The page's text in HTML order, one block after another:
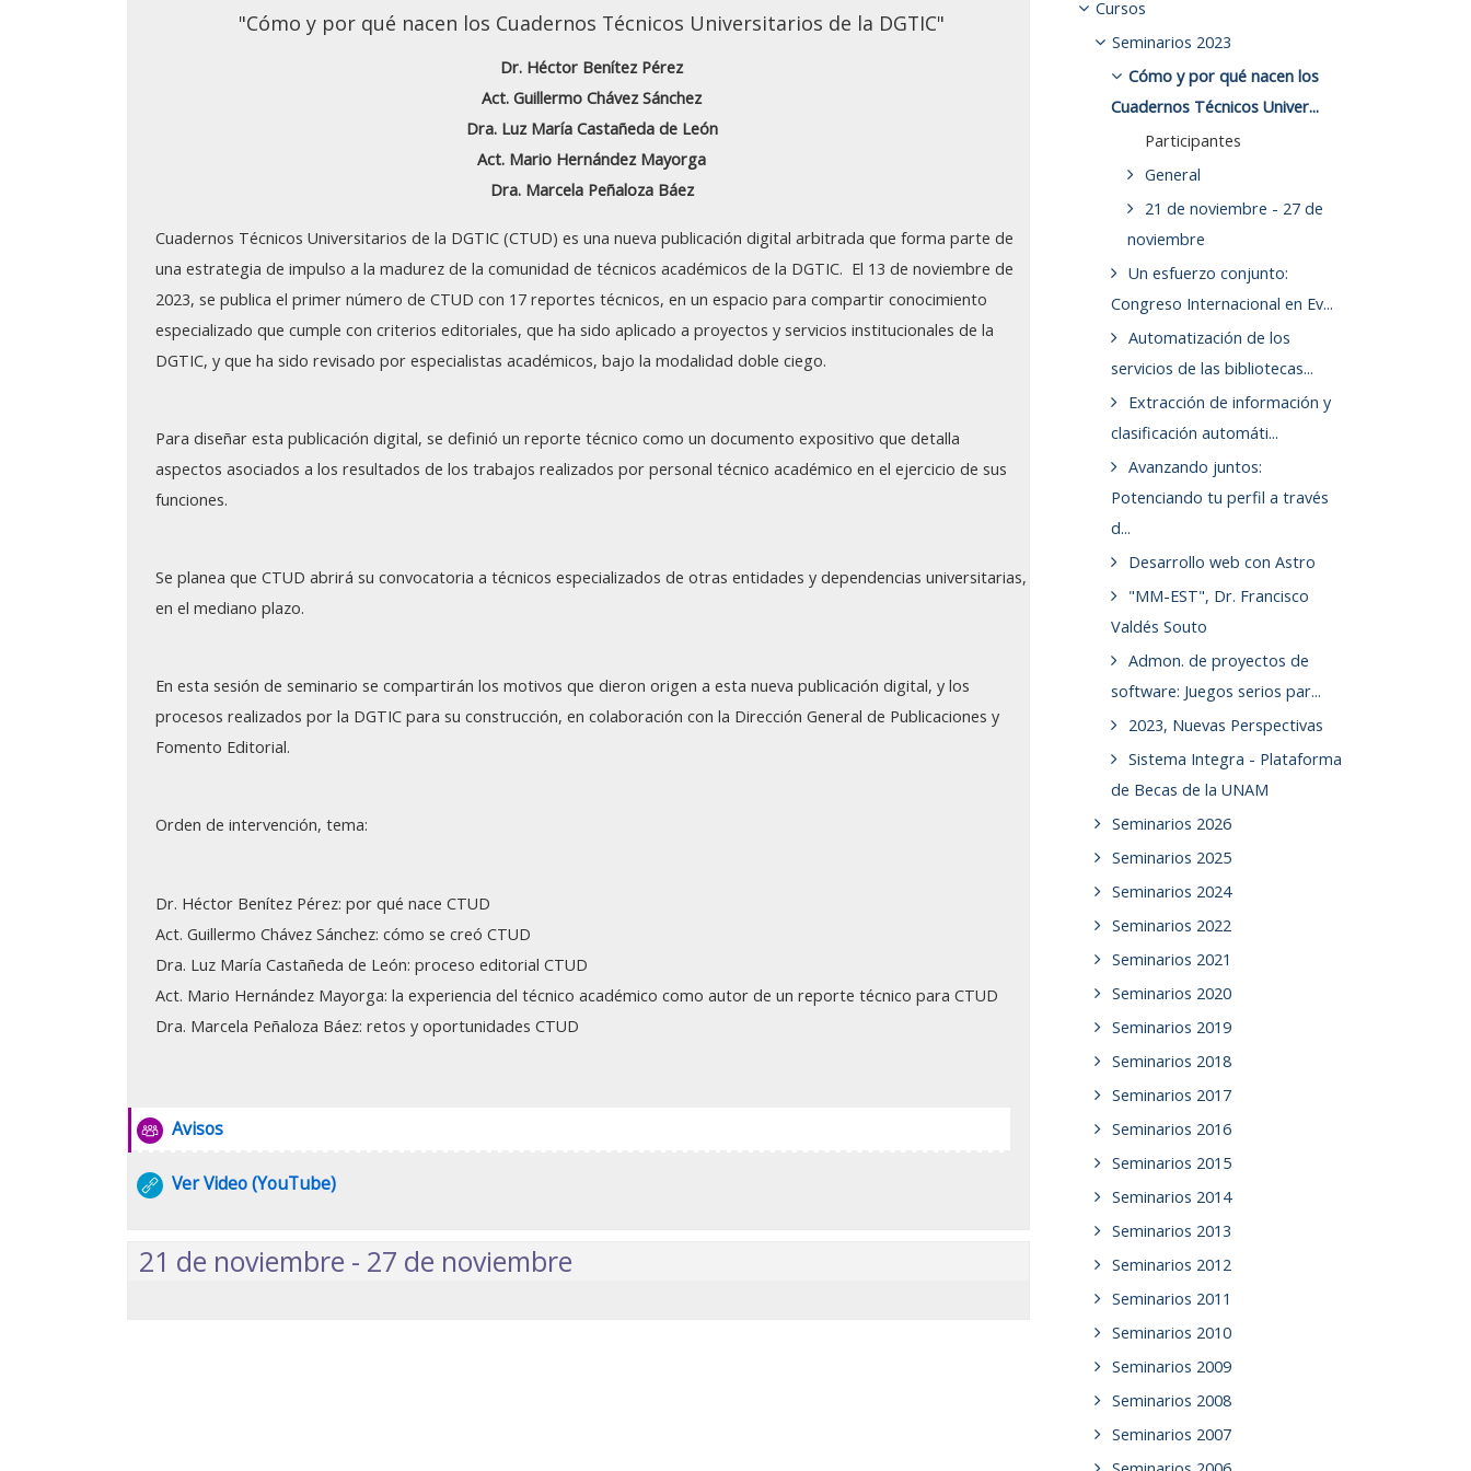
Abril: 21
Febrero: 17
Seminarios 2025
Octubre: 21
Septiembre: 30
Junio: 17
Abril: 29
Abril: 07
Enero: 21
Seminarios 2024
Noviembre: 26
Octubre: 22
Agosto: 15
Junio: 18
"Cómo y por qué nacen los Cuadernos Técnicos Universitarios de la DGTIC"
Dr. Héctor Benítez Pérez
Act. Guillermo Chávez Sánchez
Dra. Luz María Castañeda de León
Act. Mario Hernández Mayorga
Dra. Marcela Peñaloza Báez
Cuadernos Técnicos Universitarios de la DGTIC (CTUD) es una nueva publicación digital arbitrada que forma parte de
una estrategia de impulso a la madurez de la comunidad de técnicos académicos de la DGTIC. El 13 de noviembre de
2023, se publica el primer número de CTUD con 17 reportes técnicos, en un espacio para compartir conocimiento
especializado que cumple con criterios editoriales, que ha sido aplicado a proyectos y servicios institucionales de la
DGTIC, y que ha sido revisado por especialistas académicos, bajo la modalidad doble ciego.
Para diseñar esta publicación digital, se definió un reporte técnico como un documento expositivo que detalla
aspectos asociados a los resultados de los trabajos realizados por personal técnico académico en el ejercicio de sus
funciones.
Se planea que CTUD abrirá su convocatoria a técnicos especializados de otras entidades y dependencias universitarias,
en el mediano plazo.
En esta sesión de seminario se compartirán los motivos que dieron origen a esta nueva publicación digital, y los
procesos realizados por la DGTIC para su construcción, en colaboración con la Dirección General de Publicaciones y
Fomento Editorial.
Orden de intervención, tema:
Dr. Héctor Benítez Pérez: por qué nace CTUD
Act. Guillermo Chávez Sánchez: cómo se creó CTUD
Dra. Luz María Castañeda de León: proceso editorial CTUD
Act. Mario Hernández Mayorga: la experiencia del técnico académico como autor de un reporte técnico para CTUD
Dra. Marcela Peñaloza Báez: retos y oportunidades CTUD
Avisos
Foro
Ver Video (YouTube)
URL
21 de noviembre - 27 de noviembre
Cursos
Seminarios 2023
Cómo y por qué nacen los
Cuadernos Técnicos Univer...
Participantes
General
21 de noviembre - 27 de
noviembre
Un esfuerzo conjunto:
Congreso Internacional en Ev...
Automatización de los
servicios de las bibliotecas...
Extracción de información y
clasificación automáti...
Avanzando juntos:
Potenciando tu perfil a través
d...
Desarrollo web con Astro
"MM-EST", Dr. Francisco
Valdés Souto
Admon. de proyectos de
software: Juegos serios par...
2023, Nuevas Perspectivas
Sistema Integra - Plataforma
de Becas de la UNAM
Seminarios 2026
Seminarios 2025
Seminarios 2024
Seminarios 2022
Seminarios 2021
Seminarios 2020
Seminarios 2019
Seminarios 2018
Seminarios 2017
Seminarios 2016
Seminarios 2015
Seminarios 2014
Seminarios 2013
Seminarios 2012
Seminarios 2011
Seminarios 2010
Seminarios 2009
Seminarios 2008
Seminarios 2007